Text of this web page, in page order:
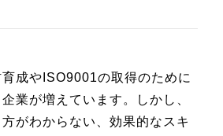
成やISO9001の取得のために
業が増えています。しかし、
がわからない、効果的なスキ